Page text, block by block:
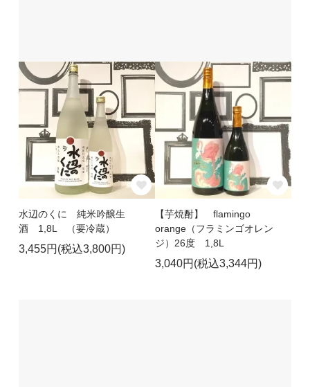
水辺のくに 純米吟醸生
酒 1,8L （要冷蔵）
3,455円(税込3,800円)
【芋焼酎】 flamingo
orange（フラミンゴオレン
ジ）26度 1,8L
3,040円(税込3,344円)